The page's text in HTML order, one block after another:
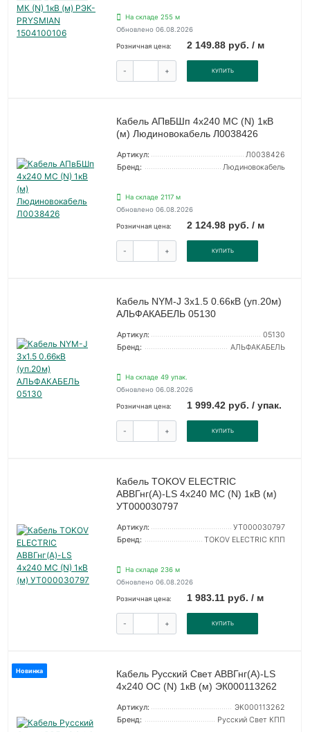
На складе 255 м
Обновлено 06.08.2026
Розничная цена: 2 149.88 руб. / м
- + КУПИТЬ
Кабель АПвБШп 4х240 МС (N) 1кВ
(м) Людиновокабель Л0038426
Артикул:
Л0038426
Бренд:
Людиновокабель
На складе 2117 м
Обновлено 06.08.2026
Розничная цена: 2 124.98 руб. / м
- + КУПИТЬ
Кабель NYM-J 3х1.5 0.66кВ (уп.20м)
АЛЬФАКАБЕЛЬ 05130
Артикул:
05130
Бренд:
АЛЬФАКАБЕЛЬ
На складе 49 упак.
Обновлено 06.08.2026
Розничная цена: 1 999.42 руб. / упак.
- + КУПИТЬ
Кабель TOKOV ELECTRIC
АВВГнг(А)-LS 4х240 МС (N) 1кВ (м)
УТ000030797
Артикул:
УТ000030797
Бренд:
TOKOV ELECTRIC КПП
На складе 236 м
Обновлено 06.08.2026
Розничная цена: 1 983.11 руб. / м
- + КУПИТЬ
Новинка
Кабель Русский Свет АВВГнг(А)-LS
4х240 ОС (N) 1кВ (м) ЭК000113262
Артикул:
ЭК000113262
Бренд:
Русский Свет КПП